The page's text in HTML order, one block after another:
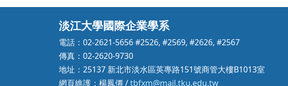
淡江大學國際企業學系
電話：02-2621-5656 #2526, #2569, #2626, #2567
傳真：02-2620-9730
地址：25137 新北市淡水區英專路151號商管大樓B1013室
網頁維護：楊鳳僊 /tbfxm@mail.tku.edu.tw